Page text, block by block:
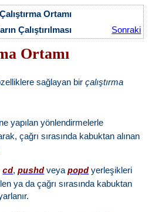
Ortamı
Çalıştırılması Sonraki
Ortamı
sağlayan birçalıştırma
yapılan yönlendirmelerle
çağrı sırasında kabuktan alınan
cd,pushdveyapopdyerleşikleri
ya da çağrı sırasında kabuktan